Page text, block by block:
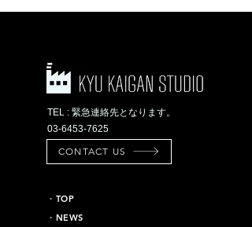
ロケ地のご紹介[ハウ
ススタジオ]
TEL : 緊急連絡先となります。
03-6453-7625
CONTACT US
​・TOP
・NEWS